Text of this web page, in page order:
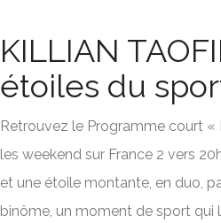
KILLIAN
étoiles du
Retrouvez le Programme court
les weekend sur France 2 vers
et une étoile montante, en duo,
binôme, un moment de sport qui